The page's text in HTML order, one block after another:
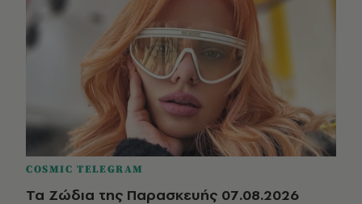
COSMIC TELEGRAM
Τα Ζώδια της Παρασκευής 07.08.2026